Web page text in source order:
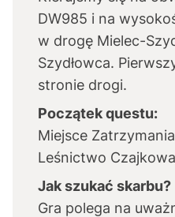
DW985 i na
w drogę Mielec-
Szydłowca.
stronie drogi.
Początek questu:
Miejsce
Leśnictwo
Jak szukać skarbu?
Gra polega na